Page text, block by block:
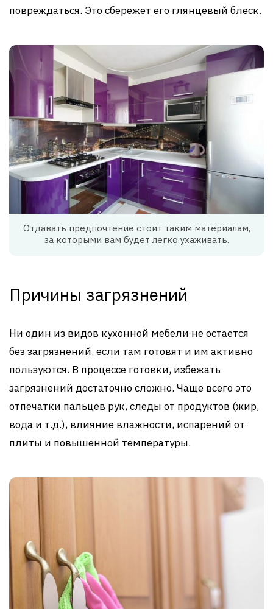
повреждаться. Это сбережет его глянцевый блеск.
Отдавать предпочтение стоит таким материалам,
за которыми вам будет легко ухаживать.
Причины загрязнений
Ни один из видов кухонной мебели не остается
без загрязнений, если там готовят и им активно
пользуются. В процессе готовки, избежать
загрязнений достаточно сложно. Чаще всего это
отпечатки пальцев рук, следы от продуктов (жир,
вода и т.д.), влияние влажности, испарений от
плиты и повышенной температуры.